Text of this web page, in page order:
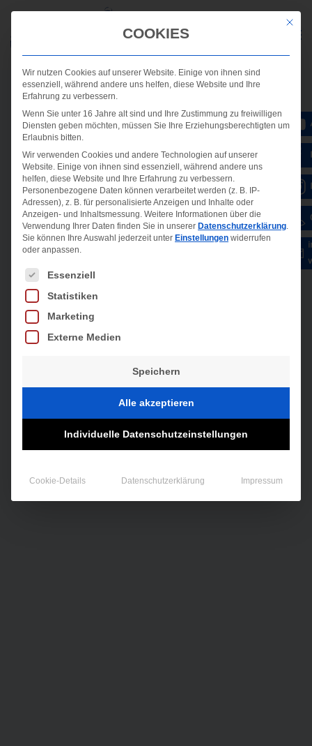
Mit
COOKIES
Wir nutzen Cookies auf unserer Website. Einige von ihnen sind
essenziell, während andere uns helfen, diese Website und Ihre
Erfahrung zu verbessern.
Wenn Sie unter 16 Jahre alt sind und Ihre Zustimmung zu freiwilligen
Diensten geben möchten, müssen Sie Ihre Erziehungsberechtigten um
Erlaubnis bitten.
Wir verwenden Cookies und andere Technologien auf unserer
Website. Einige von ihnen sind essenziell, während andere uns
helfen, diese Website und Ihre Erfahrung zu verbessern.
Personenbezogene Daten können verarbeitet werden (z. B. IP-
Adressen), z. B. für personalisierte Anzeigen und Inhalte oder
Anzeigen- und Inhaltsmessung. Weitere Informationen über die
Verwendung Ihrer Daten finden Sie in unserer Datenschutzerklärung.
Sie können Ihre Auswahl jederzeit unter Einstellungen widerrufen
oder anpassen.
Es folgt eine Liste der Service-Gruppen, für die
Essenziell
Statistiken
Marketing
Externe Medien
Speichern
Alle akzeptieren
Individuelle Datenschutzeinstellungen
Cookie-Details Datenschutzerklärung Impressum